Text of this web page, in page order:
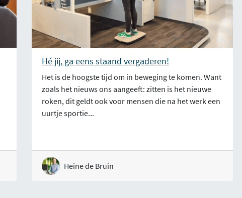
Hé jij, ga eens staand vergaderen!
Het is de hoogste tijd om in beweging te komen. Want
zoals het nieuws ons aangeeft: zitten is het nieuwe
roken, dit geldt ook voor mensen die na het werk een
uurtje sportie...
Heine de Bruin